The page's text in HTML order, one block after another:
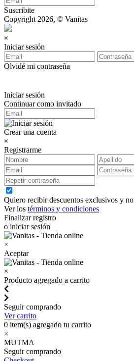
Suscribite
Copyright 2026, © Vanitas
×
Iniciar sesión
Olvidé mi contraseña
Iniciar sesión
Continuar como invitado
Crear una cuenta
×
Registrarme
Quiero recibir descuentos exclusivos y
Ver los términos y condiciones
Finalizar registro
o iniciar sesión
×
Aceptar
×
Producto agregado a carrito
Seguir comprando
Ver carrito
0 item(s) agregado tu carrito
×
MUTMA
Seguir comprando